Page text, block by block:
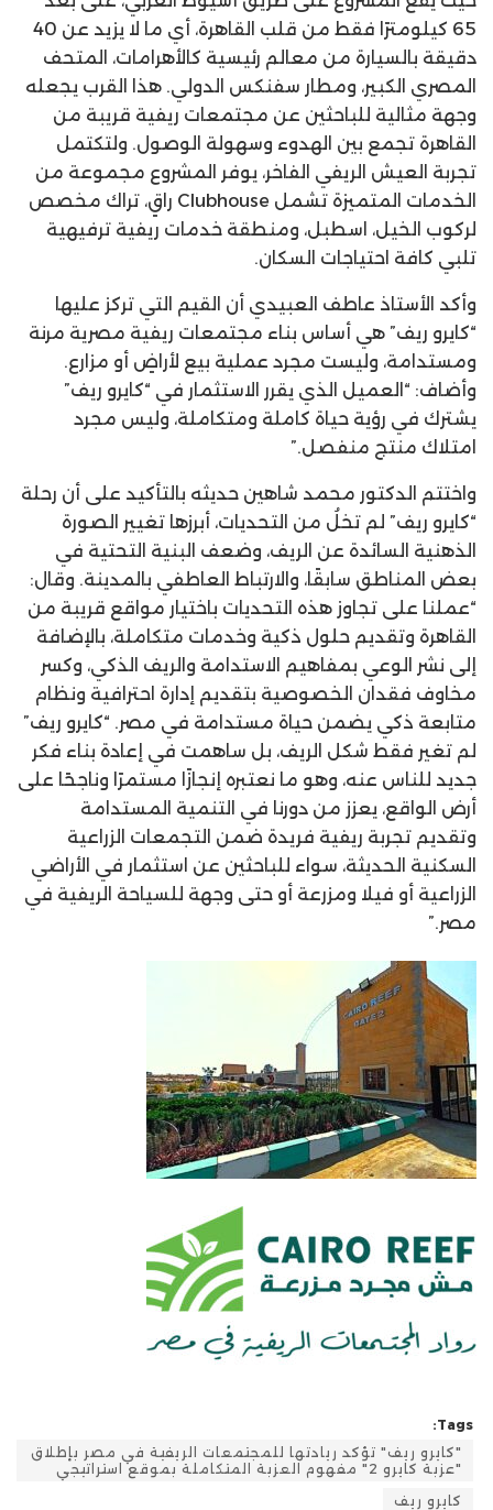
65 كيلومترًا فقط من قلب القاهرة، أي ما لا يزيد عن 40
دقيقة بالسيارة من معالم رئيسية كالأهرامات، المتحف
المصري الكبير، ومطار سفنكس الدولي. هذا القرب يجعله
وجهة مثالية للباحثين عن مجتمعات ريفية قريبة من
القاهرة تجمع بين الهدوء وسهولة الوصول. ولتكتمل
تجربة العيش الريفي الفاخر، يوفر المشروع مجموعة من
الخدمات المتميزة تشمل Clubhouse راقٍ، تراك مخصص
لركوب الخيل، اسطبل، ومنطقة خدمات ريفية ترفيهية
تلبي كافة احتياجات السكان.
وأكد الأستاذ عاطف العبيدي أن القيم التي تركز عليها
“كايرو ريف” هي أساس بناء مجتمعات ريفية مصرية مرنة
ومستدامة، وليست مجرد عملية بيع لأراضٍ أو مزارع.
وأضاف: “العميل الذي يقرر الاستثمار في “كايرو ريف”
يشترك في رؤية حياة كاملة ومتكاملة، وليس مجرد
امتلاك منتج منفصل.”
واختتم الدكتور محمد شاهين حديثه بالتأكيد على أن رحلة
“كايرو ريف” لم تخلُ من التحديات، أبرزها تغيير الصورة
الذهنية السائدة عن الريف، وضعف البنية التحتية في
بعض المناطق سابقًا، والارتباط العاطفي بالمدينة. وقال:
“عملنا على تجاوز هذه التحديات باختيار مواقع قريبة من
القاهرة وتقديم حلول ذكية وخدمات متكاملة، بالإضافة
إلى نشر الوعي بمفاهيم الاستدامة والريف الذكي، وكسر
مخاوف فقدان الخصوصية بتقديم إدارة احترافية ونظام
متابعة ذكي يضمن حياة مستدامة في مصر. “كايرو ريف”
لم تغير فقط شكل الريف، بل ساهمت في إعادة بناء فكر
جديد للناس عنه، وهو ما نعتبره إنجازًا مستمرًا وناجحًا على
أرض الواقع، يعزز من دورنا في التنمية المستدامة
وتقديم تجربة ريفية فريدة ضمن التجمعات الزراعية
السكنية الحديثة، سواء للباحثين عن استثمار في الأراضي
الزراعية أو فيلا ومزرعة أو حتى وجهة للسياحة الريفية في
مصر.”
Tags:
"كايرو ريف" تؤكد ريادتها للمجتمعات الريفية في مصر بإطلاق
"عزبة كايرو 2" مفهوم العزبة المتكاملة بموقع استراتيجي
كايرو ريف